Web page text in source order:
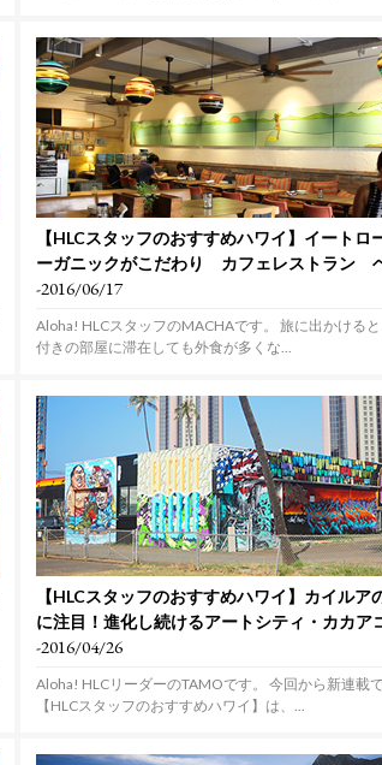
【HLCスタッフのおすすめハワイ】イートロ
ーガニックがこだわり カフェレストラン
-2016/06/17
Aloha! HLCスタッフのMACHAです。 旅に出かける
付きの部屋に滞在しても外食が多くな...
【HLCスタッフのおすすめハワイ】カイルア
に注目！進化し続けるアートシティ・カカア
-2016/04/26
Aloha! HLCリーダーのTAMOです。 今回から新連載
【HLCスタッフのおすすめハワイ】は、...